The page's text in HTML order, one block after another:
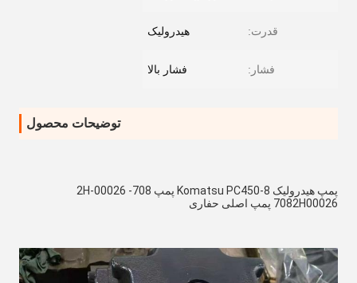
قدرت: هیدرولیک
فشار: فشار بالا
توضیحات محصول
پمپ هیدرولیک Komatsu PC450-8 پمپ 708-2H-00026
7082H00026 پمپ اصلی حفاری